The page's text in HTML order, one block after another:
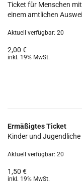
Ticket für Menschen
einem amtlichen
Aktuell verfügbar: 20
2,00 €
inkl. 19% MwSt.
Ermäßigtes Ticket
Kinder und
Aktuell verfügbar: 20
1,50 €
inkl. 19% MwSt.